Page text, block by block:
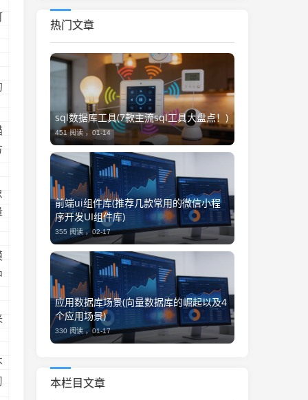
热门文章
sql数据库工具(7款主流sql工具大盘点！)
451 阅读 ，01-14
前端ui组件库(推荐几款常用的微信小程
序开发UI组件库)
355 阅读 ，02-17
应用数据库场景(向量数据库的崛起以及4
个应用场景)
330 阅读 ，01-17
本栏目文章